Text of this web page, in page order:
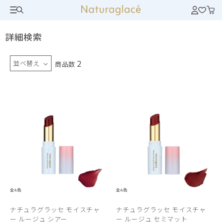
詳細検索
並べ替え 商品数 2
ナチュラグラッセ モイスチャ
ー ルージュ シアー
ナチュラグラッセ モイスチャ
ー ルージュ セミマット